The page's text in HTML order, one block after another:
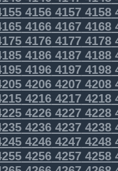
415641574158
416641674168
417641774178
418641874188
419641974198
420642074208
421642174218
422642274228
423642374238
424642474248
425642574258